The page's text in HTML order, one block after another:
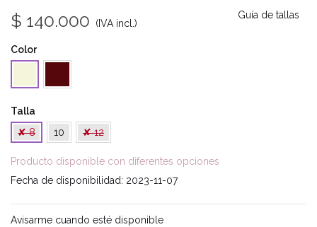
$ 140.000 (IVA incl.)
Guía de tallas
Color
Talla
✘ 8
10 ✘ 12
Producto disponible con diferentes opciones
Fecha de disponibilidad: 2023-11-07
Avisarme cuando esté disponible